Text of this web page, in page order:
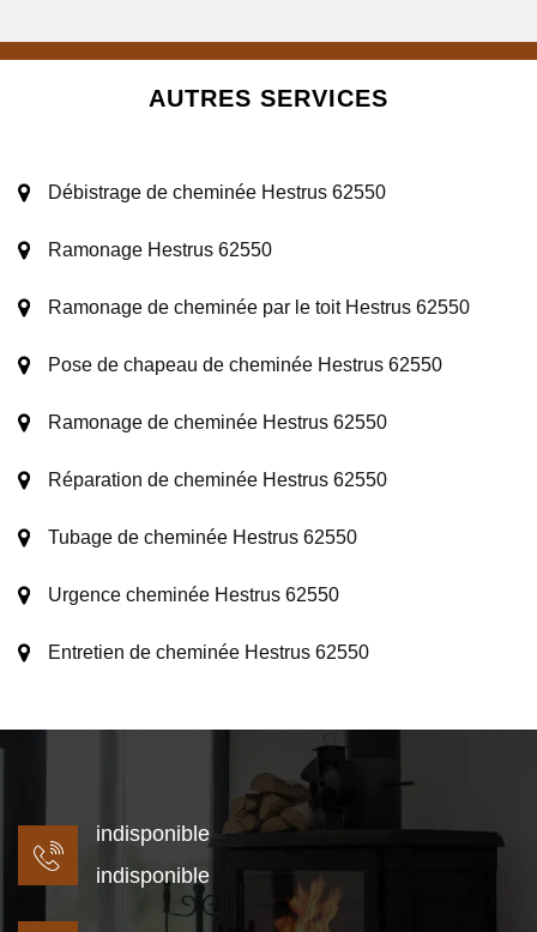
AUTRES SERVICES
Débistrage de cheminée Hestrus 62550
Ramonage Hestrus 62550
Ramonage de cheminée par le toit Hestrus 62550
Pose de chapeau de cheminée Hestrus 62550
Ramonage de cheminée Hestrus 62550
Réparation de cheminée Hestrus 62550
Tubage de cheminée Hestrus 62550
Urgence cheminée Hestrus 62550
Entretien de cheminée Hestrus 62550
indisponible
indisponible